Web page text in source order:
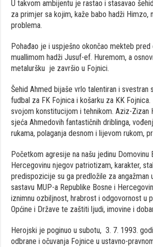
U takvom ambijentu je rastao i stasavao
za primjer sa kojim, kaže babo hadži Himzo,
problema.
Pohađao je i uspješno okončao mekteb
muallimom hadži Jusuf-ef. Huremom, a
metaluršku je završio u Fojnici.
Šehid Ahmed bijaše vrlo talentiran i
fudbal za FK Fojnica i košarku za KK
svojom konstitucijom i tehnikom. Aziz-Zizan
sjeća Ahmedovih fantastičnih driblinga,
rukama, polaganja desnom i lijevom rukom,
Početkom agresije na našu jedinu Domovinu
Hercegovinu njegov patriotizam, karakter,
predispozicije su ga predložile za angažman
sastavu MUP-a Republike Bosne i
iznimnu ozbiljnost, hrabrost i odgovornost u
Općine i Države te zaštiti ljudi, imovine i
Herojski je poginuo u subotu, 3. 7. 1993.
odbrane i očuvanja Fojnice u ustavno-